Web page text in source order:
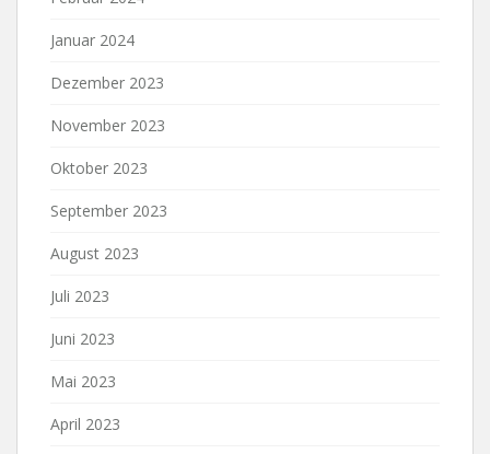
Januar 2024
Dezember 2023
November 2023
Oktober 2023
September 2023
August 2023
Juli 2023
Juni 2023
Mai 2023
April 2023